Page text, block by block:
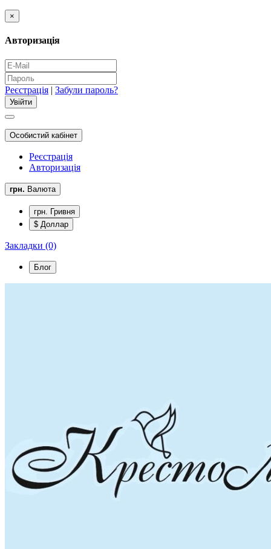
×
Авторизація
Реєстрація | Забули пароль?
Особистий кабінет
Реєстрація
Авторизація
грн. Валюта
грн. Гривня
$ Доллар
Закладки (0)
Блог